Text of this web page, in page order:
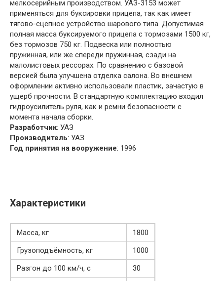
мелкосерийным производством. УАЗ-3153 может
применяться для буксировки прицепа, так как имеет
тягово-сцепное устройство шарового типа. Допустимая
полная масса буксируемого прицепа с тормозами 1500 кг,
без тормозов 750 кг. Подвеска или полностью
пружинная, или же спереди пружинная, сзади на
малолистовых рессорах. По сравнению с базовой
версией была улучшена отделка салона. Во внешнем
оформлении активно использовали пластик, зачастую в
ущерб прочности. В стандартную комплектацию входил
гидроусилитель руля, как и ремни безопасности с
момента начала сборки.
Разработчик: УАЗ
Производитель: УАЗ
Год принятия на вооружение: 1996
Характеристики
Масса, кг
1800
Грузоподъёмность, кг
1000
Разгон до 100 км/ч, с
30